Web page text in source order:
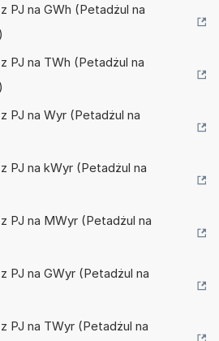
PJ na GWh (Petadżul na
PJ na TWh (Petadżul na
PJ na Wyr (Petadżul na
PJ na kWyr (Petadżul na
PJ na MWyr (Petadżul na
PJ na GWyr (Petadżul na
PJ na TWyr (Petadżul na